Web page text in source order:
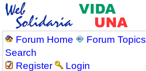
Forum Home Forum Topics
Search
Register
Login